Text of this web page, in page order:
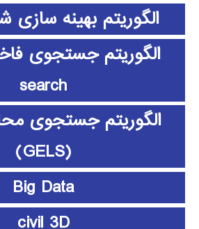
الگوریتم بهینه سازی
search
الگوریتم جستجوی
(GELS)
Big Data
civil 3D